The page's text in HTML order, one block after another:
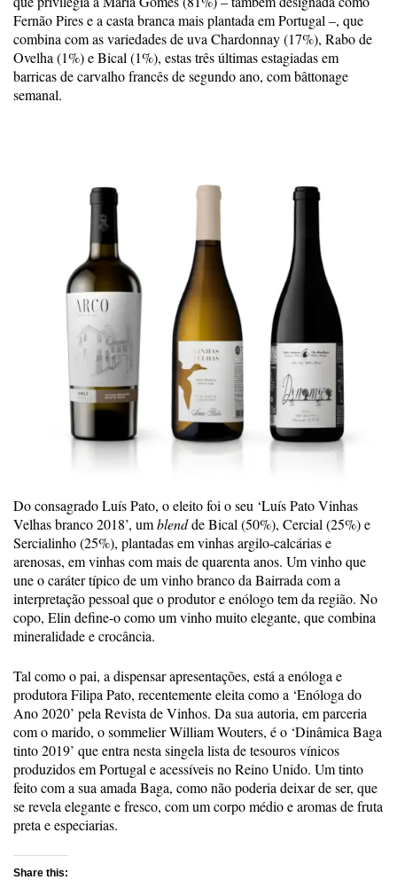
Fernão Pires e a casta branca mais plantada em Portugal –, que
combina com as variedades de uva Chardonnay (17%), Rabo de
Ovelha (1%) e Bical (1%), estas três últimas estagiadas em
barricas de carvalho francês de segundo ano, com bâttonage
semanal.
Do consagrado Luís Pato, o eleito foi o seu ‘Luís Pato Vinhas
Velhas branco 2018’, umblendde Bical (50%), Cercial (25%) e
Sercialinho (25%), plantadas em vinhas argilo-calcárias e
arenosas, em vinhas com mais de quarenta anos. Um vinho que
une o caráter típico de um vinho branco da Bairrada com a
interpretação pessoal que o produtor e enólogo tem da região. No
copo, Elin define-o como um vinho muito elegante, que combina
mineralidade e crocância.
Tal como o pai, a dispensar apresentações, está a enóloga e
produtora Filipa Pato, recentemente eleita como a ‘Enóloga do
Ano 2020’ pela Revista de Vinhos. Da sua autoria, em parceria
com o marido, o sommelier William Wouters, é o ‘Dinâmica Baga
tinto 2019’ que entra nesta singela lista de tesouros vínicos
produzidos em Portugal e acessíveis no Reino Unido. Um tinto
feito com a sua amada Baga, como não poderia deixar de ser, que
se revela elegante e fresco, com um corpo médio e aromas de fruta
preta e especiarias.
Share this: